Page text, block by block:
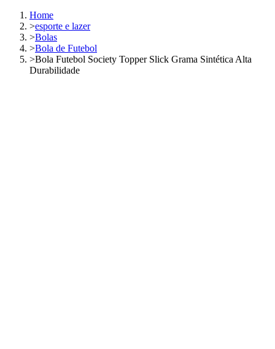
Home
>esporte e lazer
>Bolas
>Bola de Futebol
>Bola Futebol Society Topper Slick Grama Sintética Alta
Durabilidade